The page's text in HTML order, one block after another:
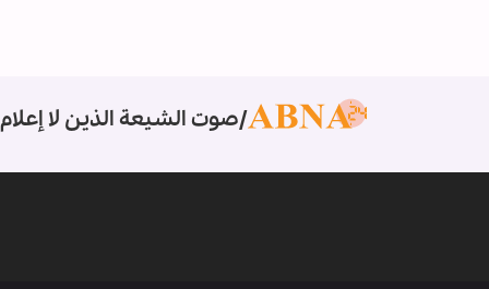
صوت الشيعة الذين لا